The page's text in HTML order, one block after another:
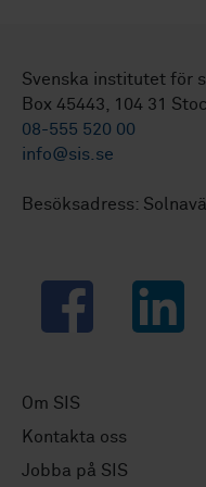
Svenska institutet för
Box 45443, 104 31
08-555 520 00
info@sis.se
Besöksadress:
Facebook LinkedIn
Om SIS
Kontakta oss
Jobba på SIS